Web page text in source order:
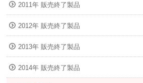
2011年 販売終了製品
2012年 販売終了製品
2013年 販売終了製品
2014年 販売終了製品